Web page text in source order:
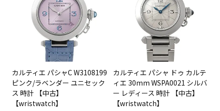
カルティエ パシャC W3108199
ピンク/ラベンダー ユニセック
ス 時計 【中古】
【wristwatch】
カルティエ パシャ ドゥ カルテ
ィエ 30mm WSPA0021 シルバ
ー レディース 時計 【中古】
【wristwatch】